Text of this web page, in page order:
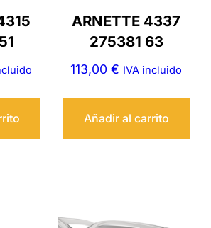
ARNETTE 4337
275381 63
113,00€ IVA incluido
Añadir al carrito